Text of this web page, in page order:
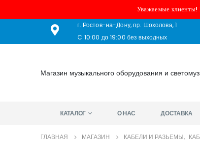
Уважаемые клиенты!
г. Ростов-на-Дону, пр. Шохолова, 1
C 10:00 до 19:00 без выходных
Магазин музыкального оборудования и
КАТАЛОГ О НАС ДОСТАВКА
ГЛАВНАЯ МАГАЗИН КАБЕЛИ И РАЗЬЕМЫ,